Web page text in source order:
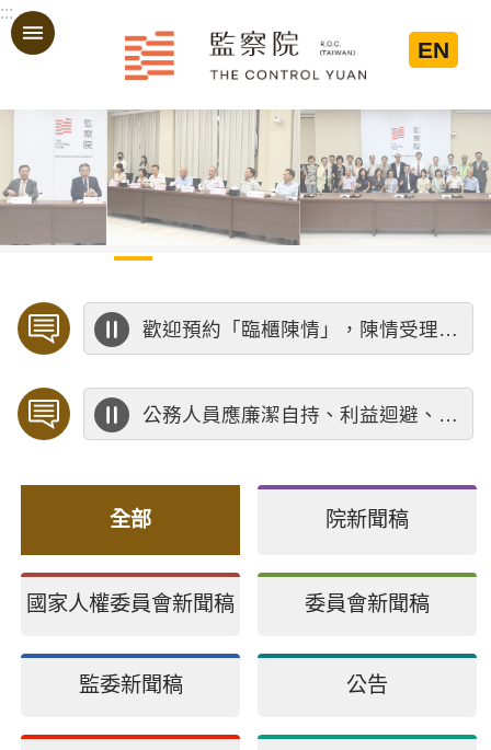
跳到主要內容區塊
:::
EN
歡迎預約「臨櫃陳情」，陳情受理中心將優先排定人員與您接談，釐清案情爭點後收案處理，以節省您的寶貴時間。
公務人員應廉潔自持、利益迴避、依法公正執行公務～考試院公務人員保障暨培訓委員會～
全部 院新聞稿
國家人權委員會新聞稿 委員會新聞稿
監委新聞稿 公告